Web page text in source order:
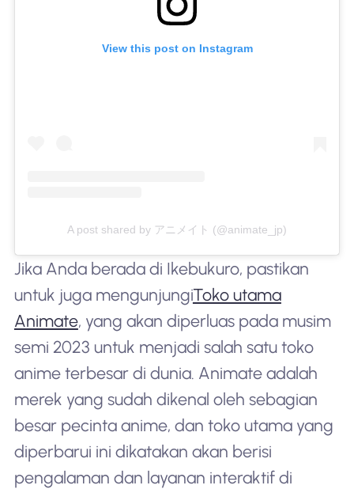
View this post on Instagram
A post shared by アニメイト (@animate_jp)
Jika Anda berada di Ikebukuro, pastikan
untuk juga mengunjungiToko utama
Animate, yang akan diperluas pada musim
semi 2023 untuk menjadi salah satu toko
anime terbesar di dunia. Animate adalah
merek yang sudah dikenal oleh sebagian
besar pecinta anime, dan toko utama yang
diperbarui ini dikatakan akan berisi
pengalaman dan layanan interaktif di